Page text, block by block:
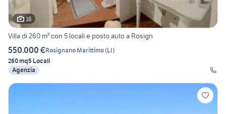
16
Villa di 260 m² con 5 locali e posto auto a Rosign
550.000 €Rosignano Marittimo(LI)
260 mq5 Locali
Agenzia